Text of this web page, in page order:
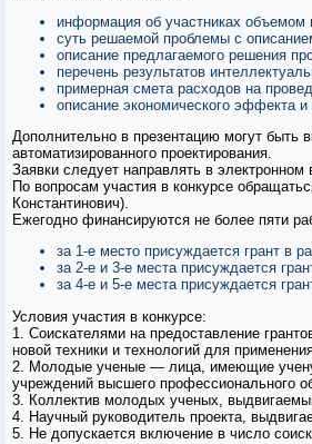
информация об участниках объемом
суть решаемой проблемы с
описание предлагаемого решения
перечень результатов
примерная смета расходов на
описание экономического
Дополнительно в презентацию могут
автоматизированного проектирования.
Заявки следует направлять в
По вопросам участия в конкурсе
Константинович).
Ежегодно финансируются не более пяти
за 1-е место присуждается грант в
за 2-е и 3-е места присуждается
за 4-е и 5-е места присуждается
Условия участия в конкурсе:
1. Соискателями на предоставление
новой техники и технологий для
2. Молодые ученые — лица, имеющие
учреждений высшего профессионального
3. Коллектив молодых ученых,
4. Научный руководитель проекта,
5. Не допускается включение в число